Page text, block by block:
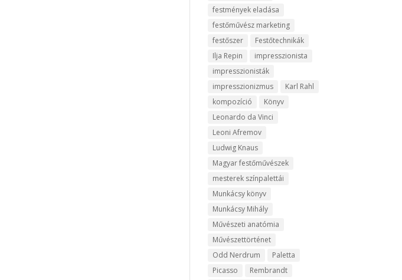
festmények eladása
festőművész marketing
festőszer
Festőtechnikák
Ilja Repin
impresszionista
impresszionisták
impresszionizmus
Karl Rahl
kompozíció
Könyv
Leonardo da Vinci
Leoni Afremov
Ludwig Knaus
Magyar festőművészek
mesterek színpalettái
Munkácsy könyv
Munkácsy Mihály
Művészeti anatómia
Művészettörténet
Odd Nerdrum
Paletta
Picasso
Rembrandt